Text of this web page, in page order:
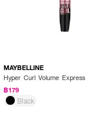
MAYBELLINE
Hyper Curl Volume Express
฿179
Black